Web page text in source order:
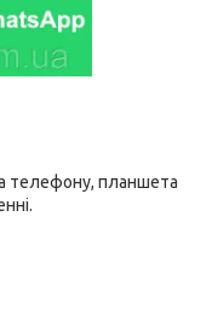
телефону, планшета